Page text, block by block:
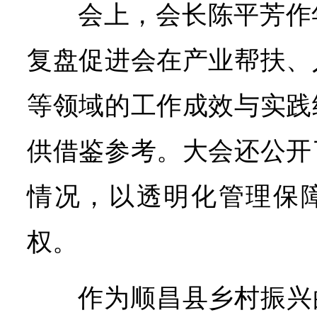
会上，会长陈平芳
复盘促进会在产业帮扶
等领域的工作成效与实
供借鉴参考。大会还公
情况，以透明化管理保
权。
作为顺昌县乡村振